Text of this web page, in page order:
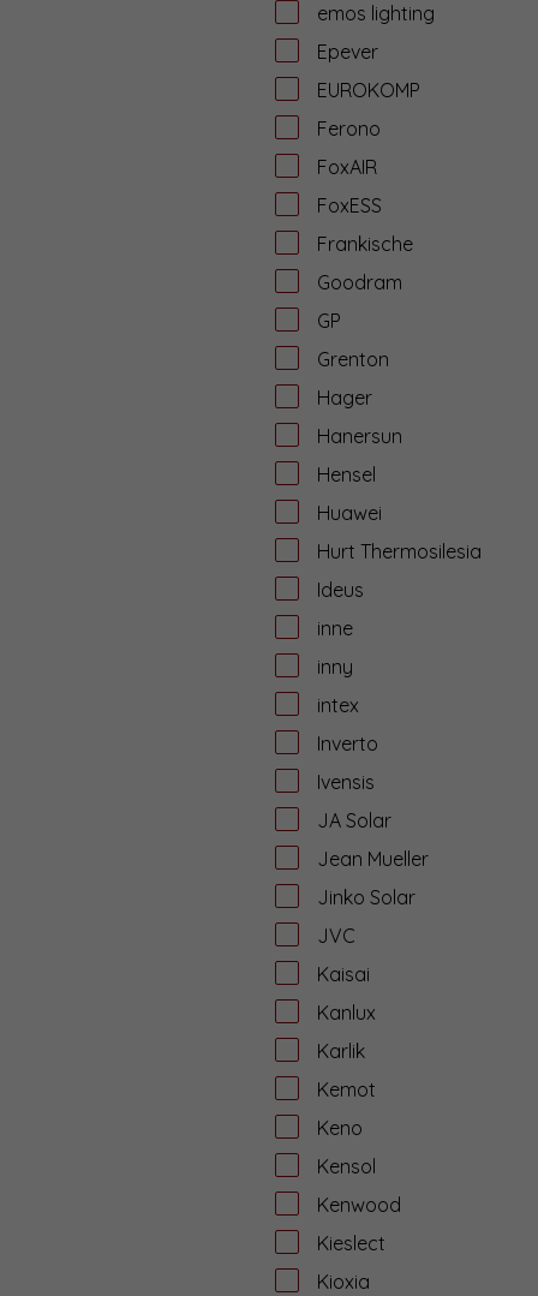
emos lighting
Epever
EUROKOMP
Ferono
FoxAIR
FoxESS
Frankische
Goodram
GP
Grenton
Hager
Hanersun
Hensel
Huawei
Hurt Thermosilesia
Ideus
inne
inny
intex
Inverto
Ivensis
JA Solar
Jean Mueller
Jinko Solar
JVC
Kaisai
Kanlux
Karlik
Kemot
Keno
Kensol
Kenwood
Kieslect
Kioxia